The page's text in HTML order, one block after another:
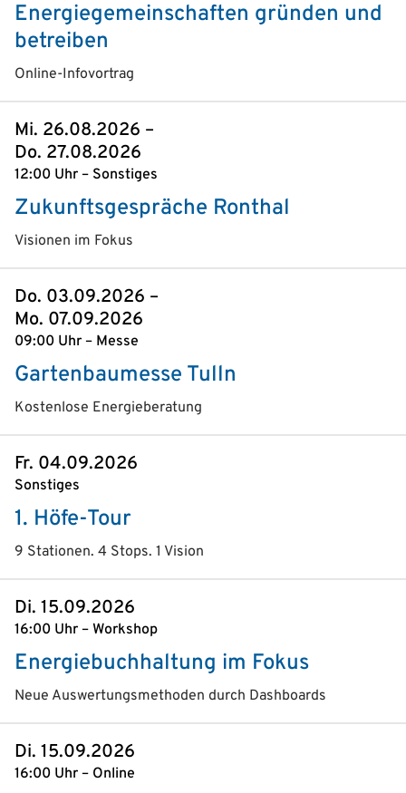
Energiegemeinschaften gründen und
betreiben
Online-Infovortrag
Mi. 26.08.2026 –
Do. 27.08.2026
12:00 Uhr – Sonstiges
Zukunftsgespräche Ronthal
Visionen im Fokus
Do. 03.09.2026 –
Mo. 07.09.2026
09:00 Uhr – Messe
Gartenbaumesse Tulln
Kostenlose Energieberatung
Fr. 04.09.2026
Sonstiges
1. Höfe-Tour
9 Stationen. 4 Stops. 1 Vision
Di. 15.09.2026
16:00 Uhr – Workshop
Energiebuchhaltung im Fokus
Neue Auswertungsmethoden durch Dashboards
Di. 15.09.2026
16:00 Uhr – Online